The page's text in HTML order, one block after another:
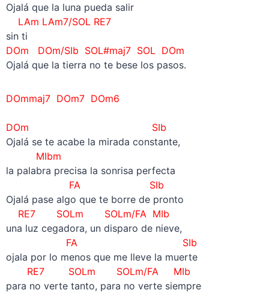
Ojalá que la luna pueda salir
LAm LAm7/SOL RE7
sin ti
DOm DOm/SIb SOL#maj7 SOL DOm
Ojalá que la tierra no te bese los pasos.
DOmmaj7 DOm7 DOm6
DOm SIb
Ojalá se te acabe la mirada constante,
MIbm
la palabra precisa la sonrisa perfecta
FA SIb
Ojalá pase algo que te borre de pronto
RE7 SOLm SOLm/FA MIb
una luz cegadora, un disparo de nieve,
FA SIb
ojala por lo menos que me lleve la muerte
RE7 SOLm SOLm/FA MIb
para no verte tanto, para no verte siempre